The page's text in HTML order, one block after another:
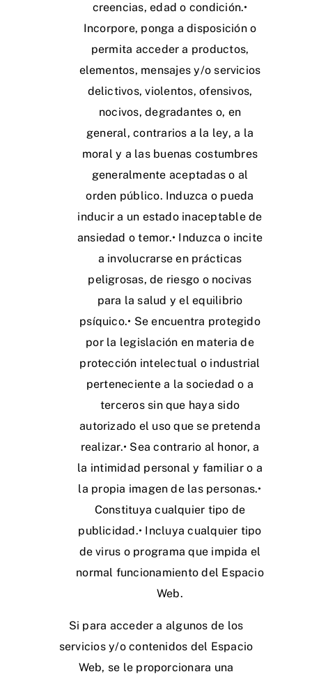
creencias, edad o condición.•
Incorpore, ponga a disposición o
permita acceder a productos,
elementos, mensajes y/o servicios
delictivos, violentos, ofensivos,
nocivos, degradantes o, en
general, contrarios a la ley, a la
moral y a las buenas costumbres
generalmente aceptadas o al
orden público. Induzca o pueda
inducir a un estado inaceptable de
ansiedad o temor.• Induzca o incite
a involucrarse en prácticas
peligrosas, de riesgo o nocivas
para la salud y el equilibrio
psíquico.• Se encuentra protegido
por la legislación en materia de
protección intelectual o industrial
perteneciente a la sociedad o a
terceros sin que haya sido
autorizado el uso que se pretenda
realizar.• Sea contrario al honor, a
la intimidad personal y familiar o a
la propia imagen de las personas.•
Constituya cualquier tipo de
publicidad.• Incluya cualquier tipo
de virus o programa que impida el
normal funcionamiento del Espacio
Web.
Si para acceder a algunos de los
servicios y/o contenidos del Espacio
Web, se le proporcionara una